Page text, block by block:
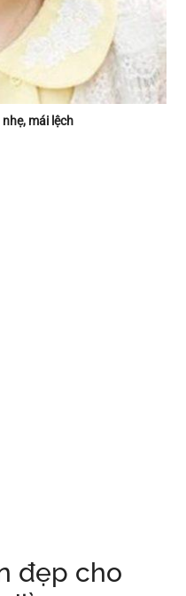
mái lệch
đẹp cho